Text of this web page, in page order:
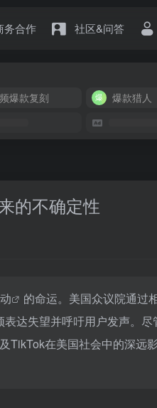
务合作 社区&问答
爆款复刻 爆款猎人
的不确定性
的命运。美国众议院通过
表达失望并呼吁用户发声。
TikTok在美国社会中的深远